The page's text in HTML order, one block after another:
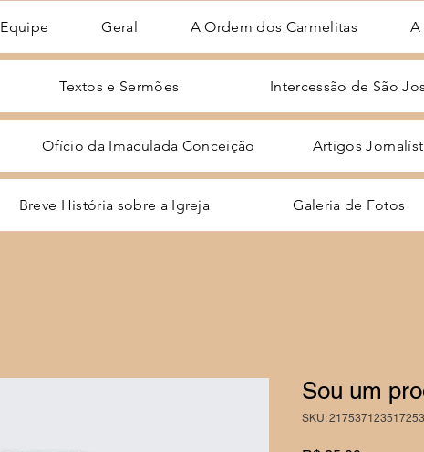
Equipe Geral A Ordem dos Carmelitas A
Textos e Sermões Intercessão de São
Ofício da Imaculada Conceição Artigos
Breve História sobre a Igreja Galeria de Fotos
Sou um
SKU: 217537123517253